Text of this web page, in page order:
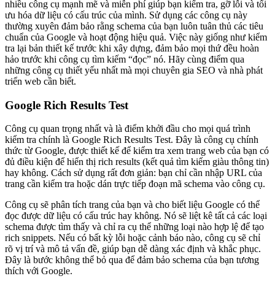
nhiều công cụ mạnh mẽ và miễn phí giúp bạn kiểm tra, gỡ lỗi và tối
ưu hóa dữ liệu có cấu trúc của mình. Sử dụng các công cụ này
thường xuyên đảm bảo rằng schema của bạn luôn tuân thủ các tiêu
chuẩn của Google và hoạt động hiệu quả. Việc này giống như kiểm
tra lại bản thiết kế trước khi xây dựng, đảm bảo mọi thứ đều hoàn
hảo trước khi công cụ tìm kiếm “đọc” nó. Hãy cùng điểm qua
những công cụ thiết yếu nhất mà mọi chuyên gia SEO và nhà phát
triển web cần biết.
Google Rich Results Test
Công cụ quan trọng nhất và là điểm khởi đầu cho mọi quá trình
kiểm tra chính là Google Rich Results Test. Đây là công cụ chính
thức từ Google, được thiết kế để kiểm tra xem trang web của bạn có
đủ điều kiện để hiển thị rich results (kết quả tìm kiếm giàu thông tin)
hay không. Cách sử dụng rất đơn giản: bạn chỉ cần nhập URL của
trang cần kiểm tra hoặc dán trực tiếp đoạn mã schema vào công cụ.
Công cụ sẽ phân tích trang của bạn và cho biết liệu Google có thể
đọc được dữ liệu có cấu trúc hay không. Nó sẽ liệt kê tất cả các loại
schema được tìm thấy và chỉ ra cụ thể những loại nào hợp lệ để tạo
rich snippets. Nếu có bất kỳ lỗi hoặc cảnh báo nào, công cụ sẽ chỉ
rõ vị trí và mô tả vấn đề, giúp bạn dễ dàng xác định và khắc phục.
Đây là bước không thể bỏ qua để đảm bảo schema của bạn tương
thích với Google.